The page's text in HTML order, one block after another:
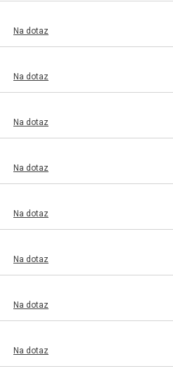
Na dotaz
Na dotaz
Na dotaz
Na dotaz
Na dotaz
Na dotaz
Na dotaz
Na dotaz